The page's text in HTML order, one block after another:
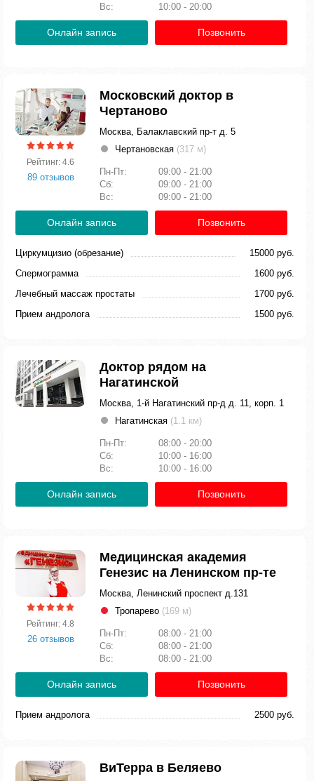
Вс:
10:00 - 20:00
Онлайн запись Позвонить
Рейтинг: 4.6
89 отзывов
Московский доктор в
Чертаново
Москва, Балаклавский пр-т д. 5
Чертановская (317 м)
Пн-Пт:
09:00 - 21:00
Сб:
09:00 - 21:00
Вс:
09:00 - 21:00
Онлайн запись Позвонить
Циркумцизио (обрезание)
15000 руб.
Спермограмма
1600 руб.
Лечебный массаж простаты
1700 руб.
Прием андролога
1500 руб.
Доктор рядом на
Нагатинской
Москва, 1-й Нагатинский пр-д д. 11, корп. 1
Нагатинская (1.1 км)
Пн-Пт:
08:00 - 20:00
Сб:
10:00 - 16:00
Вс:
10:00 - 16:00
Онлайн запись Позвонить
Рейтинг: 4.8
26 отзывов
Медицинская академия
Генезис на Ленинском пр-те
Москва, Ленинский проспект д.131
Тропарево (169 м)
Пн-Пт:
08:00 - 21:00
Сб:
08:00 - 21:00
Вс:
08:00 - 21:00
Онлайн запись Позвонить
Прием андролога 2500 руб.
ВиТерра в Беляево